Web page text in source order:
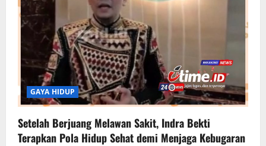
GAYA HIDUP
Setelah Berjuang Melawan Sakit, Indra Bekti
Terapkan Pola Hidup Sehat demi Menjaga Kebugaran